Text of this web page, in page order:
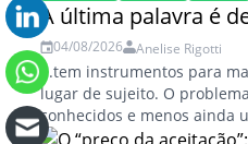
A última palavra é
04/08/2026 Anelise Rigotti
...tem instrumentos para
lugar de sujeito. O
conhecidos e menos ainda
Pessoa Idosa (Lei nº...